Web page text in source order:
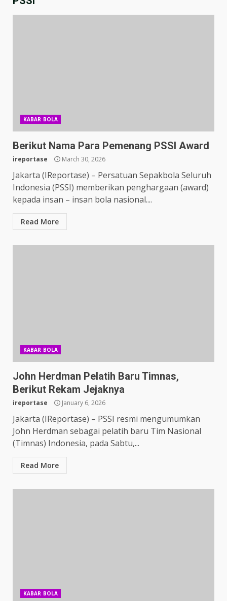
KABAR BOLA
Berikut Nama Para Pemenang PSSI Award
ireportase March 30, 2026
Jakarta (IReportase) – Persatuan Sepakbola Seluruh
Indonesia (PSSI) memberikan penghargaan (award)
kepada insan – insan bola nasional....
Read More
KABAR BOLA
John Herdman Pelatih Baru Timnas,
Berikut Rekam Jejaknya
ireportase January 6, 2026
Jakarta (IReportase) – PSSI resmi mengumumkan
John Herdman sebagai pelatih baru Tim Nasional
(Timnas) Indonesia, pada Sabtu,...
Read More
KABAR BOLA